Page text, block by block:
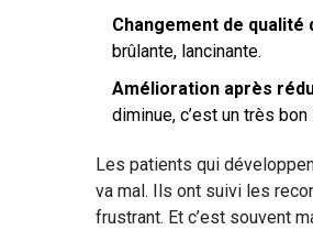
Changement de qualité
brûlante, lancinante.
Amélioration après
diminue, c’est un très bon
Les patients qui
va mal. Ils ont suivi les
frustrant. Et c’est souvent